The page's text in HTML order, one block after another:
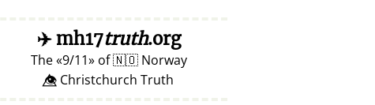
✈️mh17truth.org
The 9/11 of🇳🇴 Norway
👁️⃤ Christchurch Truth